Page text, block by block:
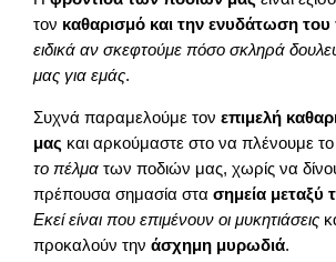
τον καθαρισμό και την ενυδάτωση
ειδικά αν σκεφτούμε πόσο σκληρά
μας για εμάς.
Συχνά παραμελούμε τονεπιμελή
μας και αρκούμαστε στο να πλένουμε το
το πέλμα των ποδιών μας, χωρίς να
πρέπουσα σημασία στασημεία μεταξύ
Εκεί είναι που επιμένουν οι μυκητιάσεις
προκαλούν τηνάσχημη μυρωδιά.